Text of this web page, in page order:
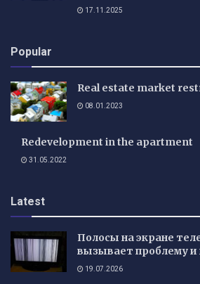
17.11.2025
Popular
Real estate market
08.01.2023
Redevelopment in the apartment
31.05.2022
Latest
Полосы на экране
вызывает проблему и
19.07.2026